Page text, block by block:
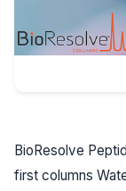
BioResolve
first columns